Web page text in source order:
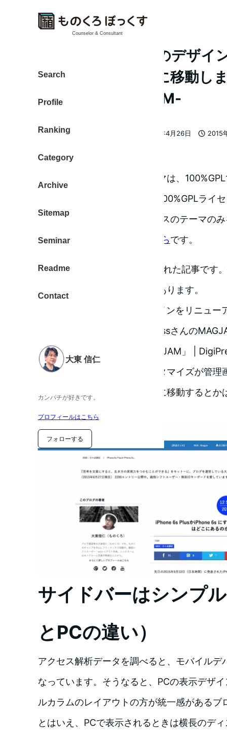
Counselor & Consultant
Search
Profile
Ranking
Category
Archive
Sitemap
Seminar
Readme
Contact
大東 信仁
カンパチが好きです。
プロフィールはこちら
フォローする
ものくろぼっくすのデザイ
ーをシンプルに左に移動し
DigiPress MAGJAM-
2018年4月26日
2015
者
大東 信仁（ものくろ）
この記事で紹介しているテーマは、
WordPressコミュニティは、100%GPLライ
も、現在は100%GPLライセンスのテーマのみ
100%GPLテーマの記事はこちらです。
この記事は2年以上前に公開された記事です
現在は状況が異なる可能性があります。
2015年9月13日にブログデザインをリニュ
WordPressのテーマはDigiPressさんの
WordPressテーマ「MAGJAM」 |
有料テーマですが、各種カスタマイズが管
です。サイドバーを右から左に移動するとか
います。
サイドバーはシンプ
とPCの違い）
アクセス解析データを調べると、モバイルデ
なっています。そうなると、PCの表示デザ
ルカラムのレイアウトの方が統一感があるブ
とはいえ、PCで表示されるときは横長のデ